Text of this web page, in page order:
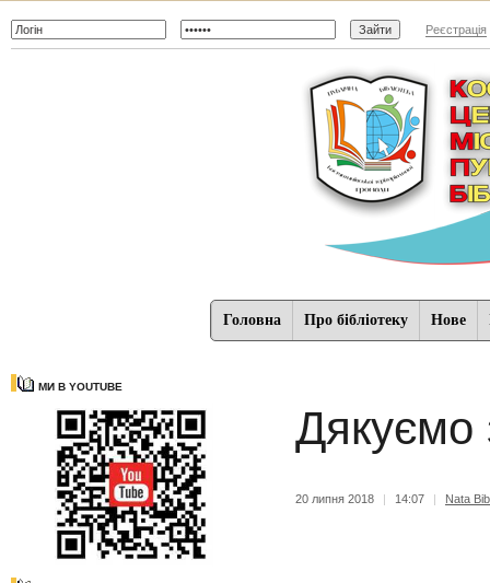
Реєстрація
Головна Про бібліотеку Нове
МИ В YOUTUBE
Дякуємо
20 липня 2018 | 14:07 | Nata